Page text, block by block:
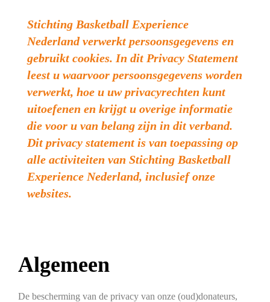
Stichting Basketball Experience
Nederland verwerkt persoonsgegevens en
gebruikt cookies. In dit Privacy Statement
leest u waarvoor persoonsgegevens worden
verwerkt, hoe u uw privacyrechten kunt
uitoefenen en krijgt u overige informatie
die voor u van belang zijn in dit verband.
Dit privacy statement is van toepassing op
alle activiteiten van Stichting Basketball
Experience Nederland, inclusief onze
websites.
Algemeen
De bescherming van de privacy van onze (oud)donateurs,